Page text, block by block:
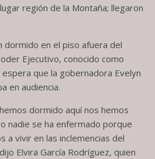
región de la Montaña; llegaron
dormido en el piso afuera del
Ejecutivo, conocido como
que la gobernadora Evelyn
en audiencia.
dormido aquí nos hemos
nadie se ha enfermado porque
a vivir en las inclemencias del
Elvira García Rodríguez, quien